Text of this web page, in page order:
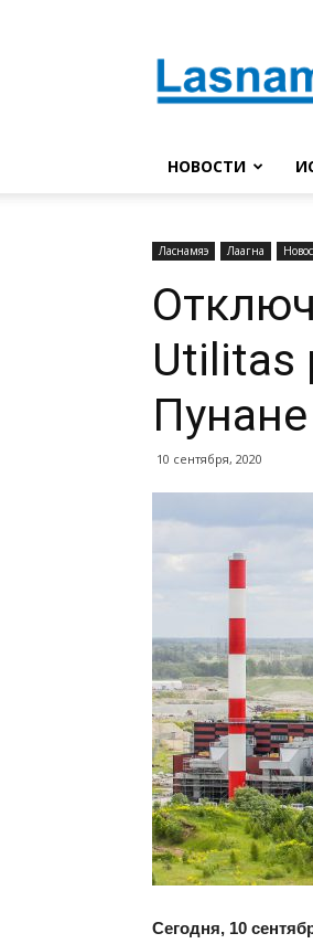
НОВОСТИ
Ласнамяэ Лаагна
Utilitas
Пунане
10 сентября, 2020
Сегодня, 10